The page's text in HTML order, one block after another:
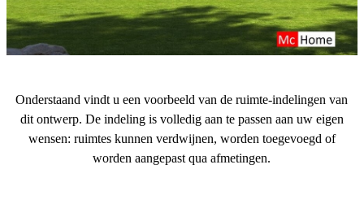
Onderstaand vindt u een voorbeeld van de ruimte-indelingen van
dit ontwerp. De indeling is volledig aan te passen aan uw eigen
wensen: ruimtes kunnen verdwijnen, worden toegevoegd of
worden aangepast qua afmetingen.